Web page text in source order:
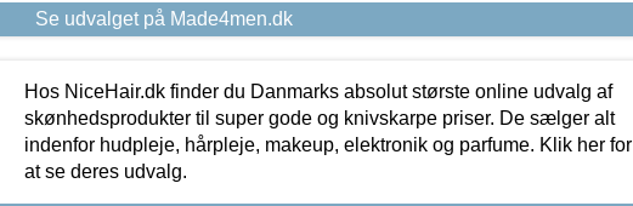
Se udvalget på Made4men.dk
Hos NiceHair.dk finder du Danmarks absolut største online udvalg af
skønhedsprodukter til super gode og knivskarpe priser. De sælger alt
indenfor hudpleje, hårpleje, makeup, elektronik og parfume. Klik her for
at se deres udvalg.